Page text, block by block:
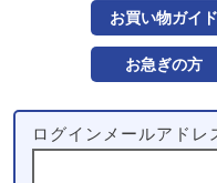
お買い物ガイド
お急ぎの方
ログインメールアドレ